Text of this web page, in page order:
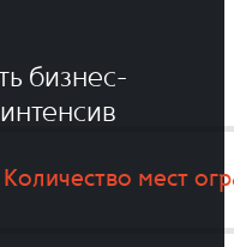
бизнес-
Количество мест